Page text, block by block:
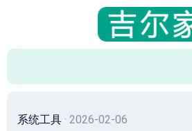
容
系统工具 · 2026-02-06